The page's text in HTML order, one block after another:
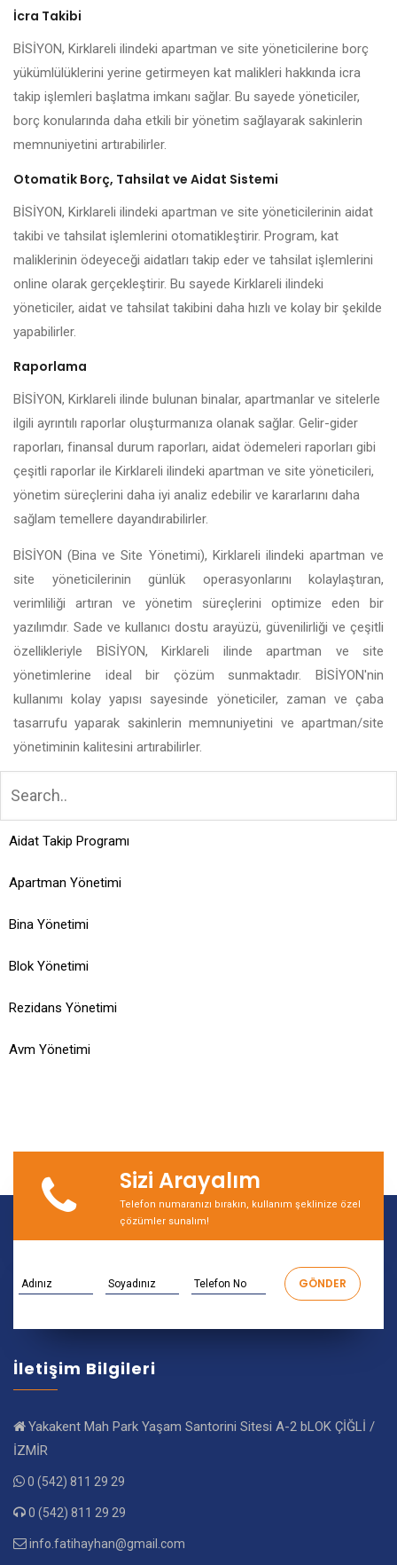
İcra Takibi
BİSİYON, Kirklareli ilindeki apartman ve site yöneticilerine borç
yükümlülüklerini yerine getirmeyen kat malikleri hakkında icra
takip işlemleri başlatma imkanı sağlar. Bu sayede yöneticiler,
borç konularında daha etkili bir yönetim sağlayarak sakinlerin
memnuniyetini artırabilirler.
Otomatik Borç, Tahsilat ve Aidat Sistemi
BİSİYON, Kirklareli ilindeki apartman ve site yöneticilerinin aidat
takibi ve tahsilat işlemlerini otomatikleştirir. Program, kat
maliklerinin ödeyeceği aidatları takip eder ve tahsilat işlemlerini
online olarak gerçekleştirir. Bu sayede Kirklareli ilindeki
yöneticiler, aidat ve tahsilat takibini daha hızlı ve kolay bir şekilde
yapabilirler.
Raporlama
BİSİYON, Kirklareli ilinde bulunan binalar, apartmanlar ve sitelerle
ilgili ayrıntılı raporlar oluşturmanıza olanak sağlar. Gelir-gider
raporları, finansal durum raporları, aidat ödemeleri raporları gibi
çeşitli raporlar ile Kirklareli ilindeki apartman ve site yöneticileri,
yönetim süreçlerini daha iyi analiz edebilir ve kararlarını daha
sağlam temellere dayandırabilirler.
BİSİYON (Bina ve Site Yönetimi), Kirklareli ilindeki apartman ve
site yöneticilerinin günlük operasyonlarını kolaylaştıran,
verimliliği artıran ve yönetim süreçlerini optimize eden bir
yazılımdır. Sade ve kullanıcı dostu arayüzü, güvenilirliği ve çeşitli
özellikleriyle BİSİYON, Kirklareli ilinde apartman ve site
yönetimlerine ideal bir çözüm sunmaktadır. BİSİYON'nin
kullanımı kolay yapısı sayesinde yöneticiler, zaman ve çaba
tasarrufu yaparak sakinlerin memnuniyetini ve apartman/site
yönetiminin kalitesini artırabilirler.
Aidat Takip Programı
Apartman Yönetimi
Bina Yönetimi
Blok Yönetimi
Rezidans Yönetimi
Avm Yönetimi
Sizi Arayalım
Telefon numaranızı bırakın, kullanım şeklinize özel
çözümler sunalım!
İletişim Bilgileri
Yakakent Mah Park Yaşam Santorini Sitesi A-2 bLOK ÇİĞLİ /
İZMİR
0 (542) 811 29 29
0 (542) 811 29 29
info.fatihayhan@gmail.com